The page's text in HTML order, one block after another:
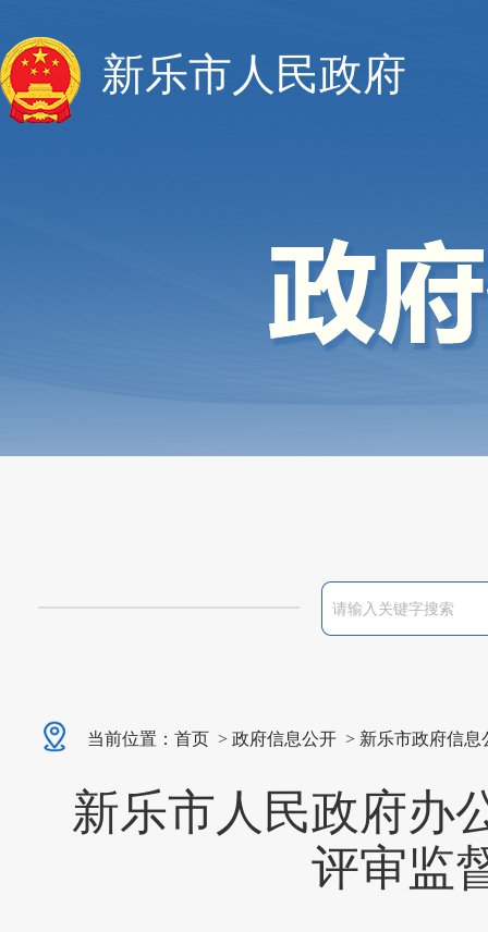
新乐市人民政府
当前位置： 首页 > 政府信息公开 > 新乐市政府信息
新乐市人民政府办
评审监